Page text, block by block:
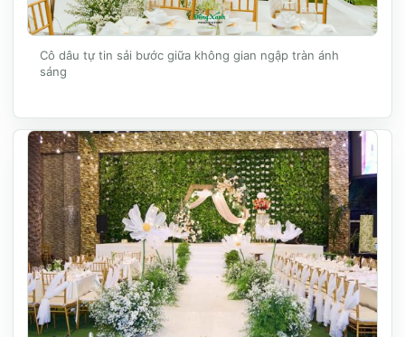
Cô dâu tự tin sải bước giữa không gian ngập tràn ánh
sáng